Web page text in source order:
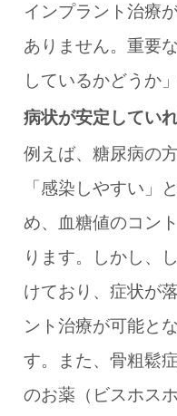
インプラント治療
ありません。重要
しているかどうか」
病状が安定してい
例えば、糖尿病の
「感染しやすい」
め、血糖値のコン
ります。しかし、
けており、症状が
ント治療が可能と
す。また、骨粗鬆
のお薬（ビスホス